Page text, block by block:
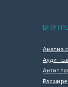
Анализ
Аудит